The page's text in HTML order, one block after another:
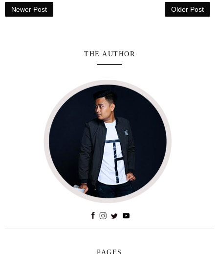
Newer Post Older Post
THE AUTHOR
PAGES